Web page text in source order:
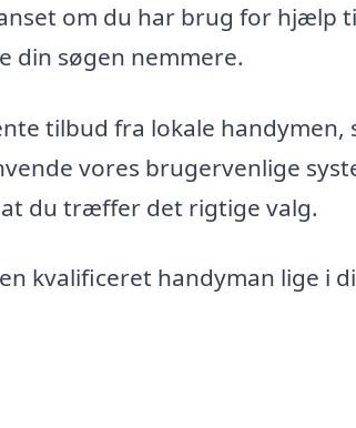
om du har brug for hjælp
din søgen nemmere.
tilbud fra lokale handymen,
vores brugervenlige
at du træffer det rigtige valg.
kvalificeret handyman lige i